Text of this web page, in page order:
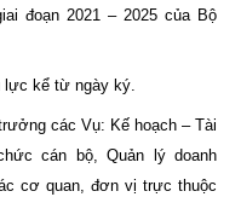
đoạn 2021 – 2025 của Bộ
lực kể từ ngày ký.
các Vụ: Kế hoạch – Tài
cán bộ, Quản lý doanh
cơ quan, đơn vị trực thuộc